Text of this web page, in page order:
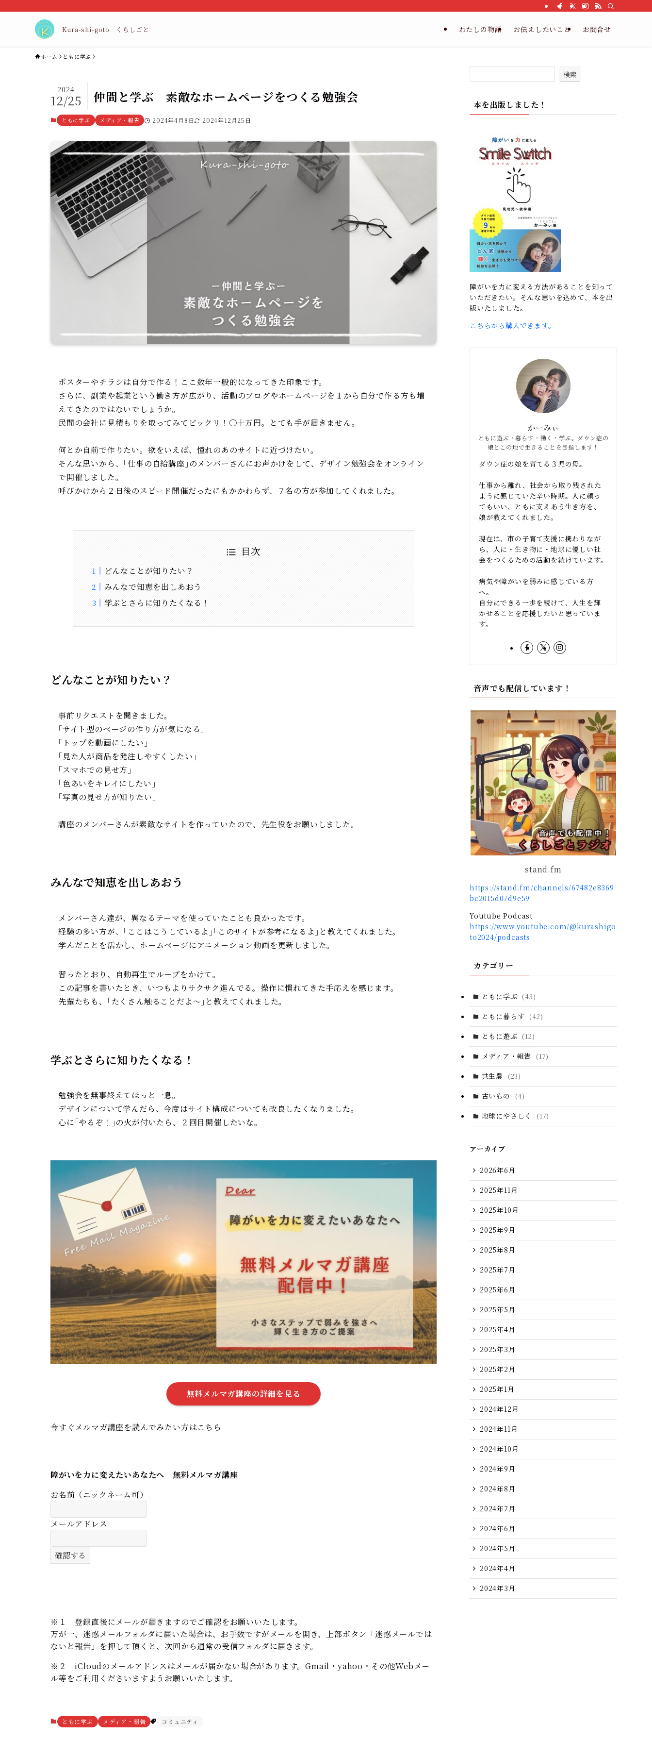
Kura-shi-goto くらしごと わたしの物語 お伝えしたいこと お問合せ
ホーム ともに学ぶ
仲間と学ぶ 素敵なホームページをつくる勉強会
2024
12/25
ともに学ぶ メディア・報告 2024年4月8日 2024年12月25日
ポスターやチラシは自分で作る！ここ数年一般的になってきた印象です。
さらに、副業や起業という働き方が広がり、活動のブログやホームページを１から自分で作る方も増
えてきたのではないでしょうか。
民間の会社に見積もりを取ってみてビックリ！〇十万円。とても手が届きません。
何とか自前で作りたい。欲をいえば、憧れのあのサイトに近づけたい。
そんな思いから、｢仕事の自給講座｣のメンバーさんにお声かけをして、デザイン勉強会をオンライン
で開催しました。
呼びかけから２日後のスピード開催だったにもかかわらず、７名の方が参加してくれました。
目次
どんなことが知りたい？
みんなで知恵を出しあおう
学ぶとさらに知りたくなる！
どんなことが知りたい？
事前リクエストを聞きました。
｢サイト型のページの作り方が気になる｣
｢トップを動画にしたい｣
｢見た人が商品を発注しやすくしたい｣
｢スマホでの見せ方｣
｢色あいをキレイにしたい｣
｢写真の見せ方が知りたい｣
講座のメンバーさんが素敵なサイトを作っていたので、先生役をお願いしました。
みんなで知恵を出しあおう
メンバーさん達が、異なるテーマを使っていたことも良かったです。
経験の多い方が、｢ここはこうしているよ｣｢このサイトが参考になるよ｣と教えてくれました。
学んだことを活かし、ホームページにアニメーション動画を更新しました。
習ったとおり、自動再生でループをかけて。
この記事を書いたとき、いつもよりサクサク進んでる。操作に慣れてきた手応えを感じます。
先輩たちも、｢たくさん触ることだよ～｣と教えてくれました。
学ぶとさらに知りたくなる！
勉強会を無事終えてほっと一息。
デザインについて学んだら、今度はサイト構成についても改良したくなりました。
心に｢やるぞ！｣の火が付いたら、２回目開催したいな。
無料メルマガ講座の詳細を見る
今すぐメルマガ講座を読んでみたい方はこちら
障がいを力に変えたいあなたへ 無料メルマガ講座
お名前（ニックネーム可）
メールアドレス
※１ 登録直後にメールが届きますのでご確認をお願いいたします。
万が一、迷惑メールフォルダに届いた場合は、お手数ですがメールを開き、上部ボタン「迷惑メールでは
ないと報告」を押して頂くと、次回から通常の受信フォルダに届きます。
※２ iCloudのメールアドレスはメールが届かない場合があります。Gmail・yahoo・その他Webメー
ル等をご利用くださいますようお願いいたします。
ともに学ぶ メディア・報告 コミュニティ
検索
本を出版しました！
障がいを力に変える方法があることを知って
いただきたい。そんな思いを込めて、本を出
版いたしました。
こちらから購入できます。
かーみぃ
ともに遊ぶ・暮らす・働く・学ぶ。ダウン症の
娘とこの地で生きることを目指します！
ダウン症の娘を育てる３児の母。
仕事から離れ、社会から取り残された
ように感じていた辛い時期。人に頼っ
てもいい、ともに支えあう生き方を、
娘が教えてくれました。
現在は、市の子育て支援に携わりなが
ら、人に・生き物に・地球に優しい社
会をつくるための活動を続けています。
病気や障がいを弱みに感じている方
へ。
自分にできる一歩を続けて、人生を輝
かせることを応援したいと思っていま
す。
音声でも配信しています！
stand.fm
https://stand.fm/channels/67482e8369
bc2015d07d9e59
Youtube Podcast
https://www.youtube.com/@kurashigo
to2024/podcasts
カテゴリー
ともに学ぶ (43)
ともに暮らす (42)
ともに遊ぶ (12)
メディア・報告 (17)
共生農 (23)
古いもの (4)
地球にやさしく (17)
アーカイブ
2026年6月
2025年11月
2025年10月
2025年9月
2025年8月
2025年7月
2025年6月
2025年5月
2025年4月
2025年3月
2025年2月
2025年1月
2024年12月
2024年11月
2024年10月
2024年9月
2024年8月
2024年7月
2024年6月
2024年5月
2024年4月
2024年3月